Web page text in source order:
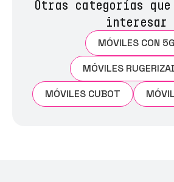
Otras categorías que
interesar
MÓVILES CON 5G
MÓVILES
MÓVILES CUBOT